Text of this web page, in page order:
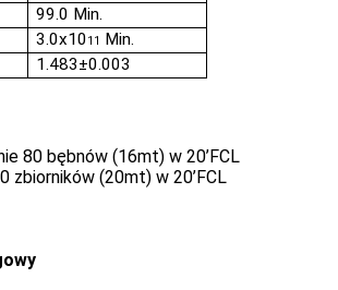
99.0 Min.
3.0x1011 Min.
1.483±0.003
80 bębnów (16mt) w 20’FCL
zbiorników (20mt) w 20’FCL